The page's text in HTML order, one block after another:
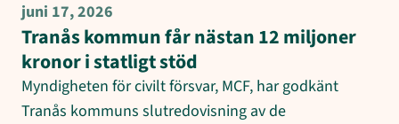
juni 17, 2026
Tranås kommun får nästan 12 miljoner
kronor i statligt stöd
Myndigheten för civilt försvar, MCF, har godkänt
Tranås kommuns slutredovisning av de